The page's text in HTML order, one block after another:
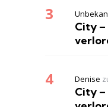
City –
Denise
City –